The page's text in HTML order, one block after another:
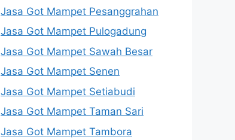
Jasa Got Mampet Pesanggrahan
Jasa Got Mampet Pulogadung
Jasa Got Mampet Sawah Besar
Jasa Got Mampet Senen
Jasa Got Mampet Setiabudi
Jasa Got Mampet Taman Sari
Jasa Got Mampet Tambora